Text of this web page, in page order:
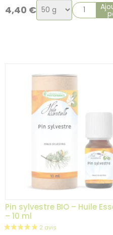
4,40 €Choix
de
Pin sylvestre BIO – Huile
– 10 ml